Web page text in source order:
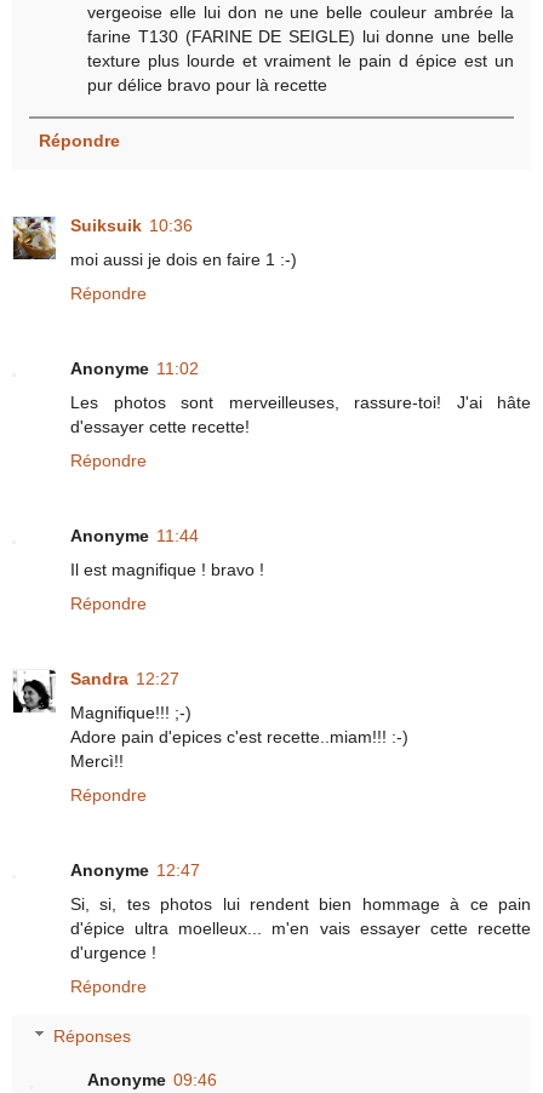
vergeoise elle lui don ne une belle couleur ambrée la
farine T130 (FARINE DE SEIGLE) lui donne une belle
texture plus lourde et vraiment le pain d épice est un
pur délice bravo pour là recette
Répondre
Suiksuik 10:36
moi aussi je dois en faire 1 :-)
Répondre
Anonyme 11:02
Les photos sont merveilleuses, rassure-toi! J'ai hâte
d'essayer cette recette!
Répondre
Anonyme 11:44
Il est magnifique ! bravo !
Répondre
Sandra 12:27
Magnifique!!! ;-)
Adore pain d'epices c'est recette..miam!!! :-)
Mercì!!
Répondre
Anonyme 12:47
Si, si, tes photos lui rendent bien hommage à ce pain
d'épice ultra moelleux... m'en vais essayer cette recette
d'urgence !
Répondre
Réponses
Anonyme 09:46